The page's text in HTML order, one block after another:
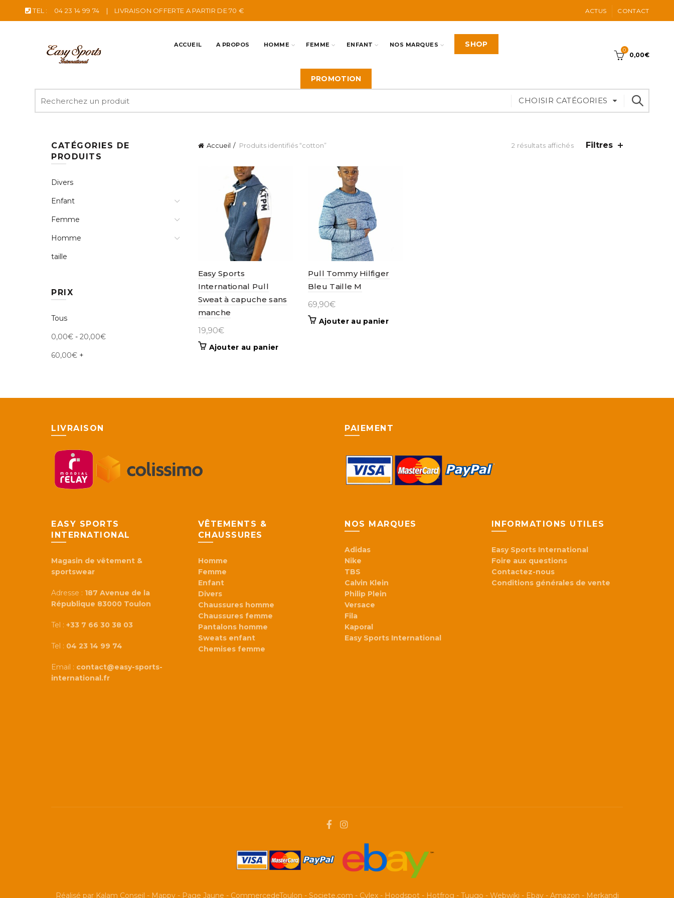
TEL : 04 23 14 99 74 | LIVRAISON OFFERTE A PARTIR DE 70 € ACTUS CONTACT
ACCUEIL A PROPOS HOMME FEMME ENFANT NOS MARQUES SHOP
PROMOTION
0
0,00€
pour
:
CHOISIR CATÉGORIES
Accueil Produits identifiés “cotton” 2 résultats affichés Filtres
Easy Sports
International Pull
Sweat à capuche sans
manche
19,90€
Ajouter au panier
Pull Tommy Hilfiger
Bleu Taille M
69,90€
Ajouter au panier
CATÉGORIES DE
PRODUITS
Divers
Enfant
Femme
Homme
taille
PRIX
Tous
0,00€ - 20,00€
60,00€ +
LIVRAISON PAIEMENT
EASY SPORTS
INTERNATIONAL
Magasin de vêtement &
sportswear
Adresse : 187 Avenue de la
République 83000 Toulon
Tel : +33 7 66 30 38 03
Tel : 04 23 14 99 74
Email : contact@easy-sports-
international.fr
VÊTEMENTS &
CHAUSSURES
Homme
Femme
Enfant
Divers
Chaussures homme
Chaussures femme
Pantalons homme
Sweats enfant
Chemises femme
NOS MARQUES
Adidas
Nike
TBS
Calvin Klein
Philip Plein
Versace
Fila
Kaporal
Easy Sports International
INFORMATIONS UTILES
Easy Sports International
Foire aux questions
Contactez-nous
Conditions générales de vente
Réalisé par Kalam Conseil - Mappy- Page Jaune - CommercedeToulon - Societe.com - Cylex- Hoodspot- Hotfrog - Tuugo - Webwiki - Ebay- Amazon - Merkandi